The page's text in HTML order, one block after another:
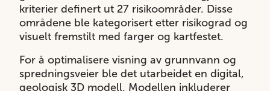
kriterier definert ut 27 risikoområder. Disse
områdene ble kategorisert etter risikograd og
visuelt fremstilt med farger og kartfestet.
For å optimalisere visning av grunnvann og
spredningsveier ble det utarbeidet en digital,
geologisk 3D modell. Modellen inkluderer